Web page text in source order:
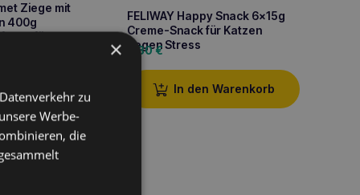
Ziege mit
400g
für
FELIWAY Happy Snack 6x15g
Creme-Snack für Katzen
gegen Stress
7,80€
In den Warenkorb
×
zu
Werbe-
die